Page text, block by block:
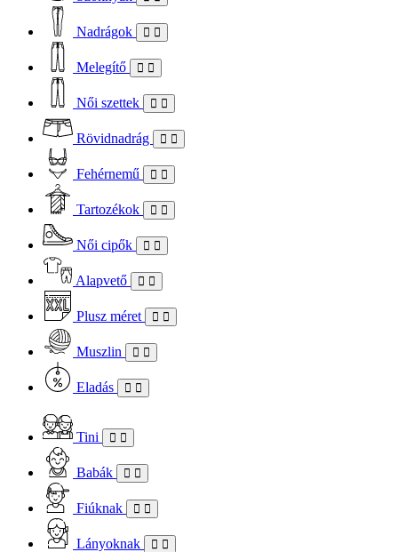
Nadrágok
Melegítő
Női szettek
Rövidnadrág
Fehérnemű
Tartozékok
Női cipők
Alapvető
Plusz méret
Muszlin
Eladás
Tini
Babák
Fiúknak
Lányoknak